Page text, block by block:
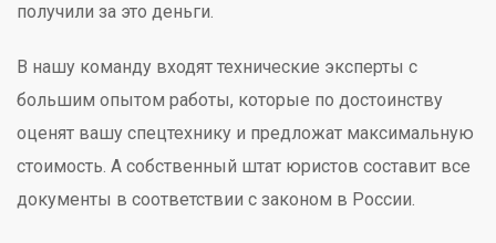
получили за это деньги.
В нашу команду входят технические эксперты с
большим опытом работы, которые по достоинству
оценят вашу спецтехнику и предложат максимальную
стоимость. А собственный штат юристов составит все
документы в соответствии с законом в России.